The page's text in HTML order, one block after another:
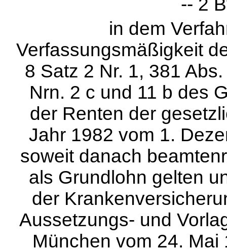
-- 2
in dem
Verfassungsmäßigkeit
8 Satz 2 Nr. 1, 381
Nrn. 2 c und 11 b des
der Renten der
Jahr 1982 vom 1.
soweit danach
als Grundlohn gelten
der
Aussetzungs- und
München vom 24.